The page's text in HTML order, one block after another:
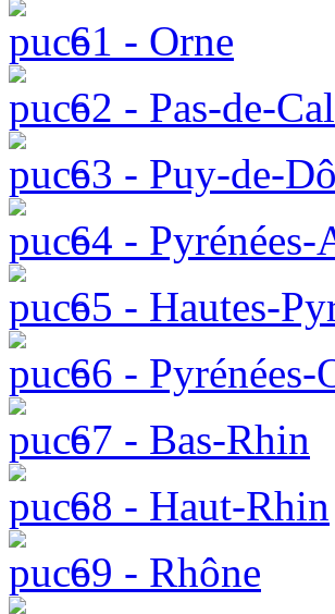
61 - Orne
62 - Pas-de-
63 - Puy-de-
64 - Pyrénées-
65 - Hautes-
66 - Pyrénées-
67 - Bas-Rhin
68 - Haut-Rhin
69 - Rhône